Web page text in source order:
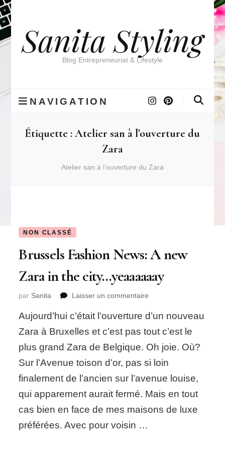
Sanita Styling
Blog Entrepreneuriat & Lifestyle
NAVIGATION
Étiquette :Atelier san à l’ouverture du
Zara
Atelier san à l’ouverture du Zara
NON CLASSÉ
Brussels Fashion News: A new
Zara in the city…yeaaaaaay
par Sanita Laisser un commentaire
Fashion
News:
A
new
Zara
the
city…
Aujourd’hui c’était l’ouverture d’un nouveau
Zara à Bruxelles et c’est pas tout c’est le
plus grand Zara de Belgique. Oh joie. Où?
Sur l’Avenue toison d’or, pas si loin
finalement de l’ancien sur l’avenue louise,
qui apparement aurait fermé. Mais en tout
cas bien en face de mes maisons de luxe
préférées. Avec pour voisin …